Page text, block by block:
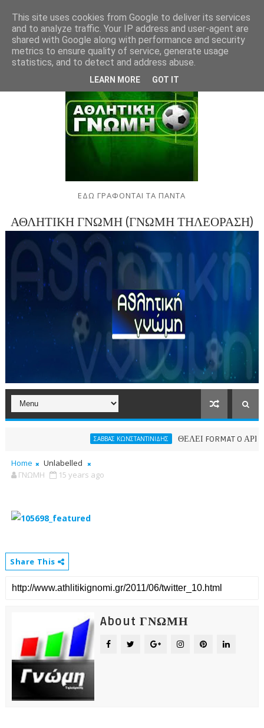
ΕΔΩ ΓΡΑΦΟΝΤΑΙ ΤΑ ΠΑΝΤΑ
ΑΘΛΗΤΙΚΗ ΓΝΩΜΗ (ΓΝΩΜΗ ΤΗΛΕΟΡΑΣΗ)
ΣΑΒΒΑΣ ΚΩΝΣΤΑΝΤΙΝΙΔΗΣ ΘΕΛΕΙ FORMAT O ΑΡΗΣ
Home
Unlabelled
ΓΝΩΜΗ
15 years ago
Share This
About ΓΝΩΜΗ
This site uses cookies from Google to deliver its services
and to analyze traffic. Your IP address and user-agent are
shared with Google along with performance and security
metrics to ensure quality of service, generate usage
statistics, and to detect and address abuse.
LEARN MORE GOT IT